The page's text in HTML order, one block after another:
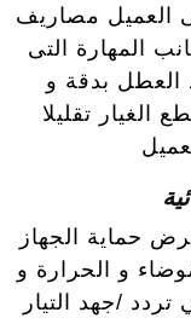
العميل مصاريف
المهارة التى
العطل بدقة و
الغيار تقليلا
حماية الجهاز
و الحرارة و
/جهد التيار